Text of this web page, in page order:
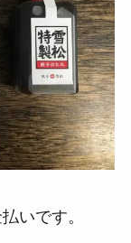
いです。